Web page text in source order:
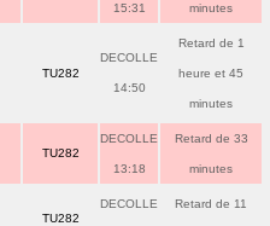
15:31 minutes
TU282
DECOLLE
14:50
Retard de 1
heure et 45
minutes
TU282
DECOLLE
13:18
Retard de 33
minutes
TU282
DECOLLE Retard de 11